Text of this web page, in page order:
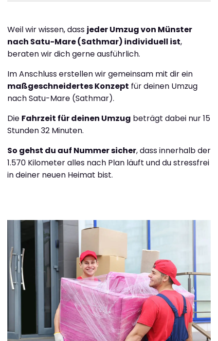
Weil wir wissen, dass jeder Umzug von Münster
nach Satu-Mare (Sathmar) individuell ist,
beraten wir dich gerne ausführlich.
Im Anschluss erstellen wir gemeinsam mit dir ein
maßgeschneidertes Konzept für deinen Umzug
nach Satu-Mare (Sathmar).
Die Fahrzeit für deinen Umzug beträgt dabei nur 15
Stunden 32 Minuten.
So gehst du auf Nummer sicher, dass innerhalb der
1.570 Kilometer alles nach Plan läuft und du stressfrei
in deiner neuen Heimat bist.